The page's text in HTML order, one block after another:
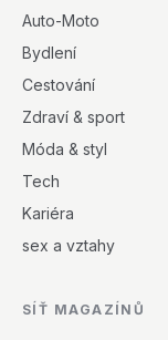
Auto-Moto
Bydlení
Cestování
Zdraví & sport
Móda & styl
Tech
Kariéra
sex a vztahy
SÍŤ MAGAZÍNŮ